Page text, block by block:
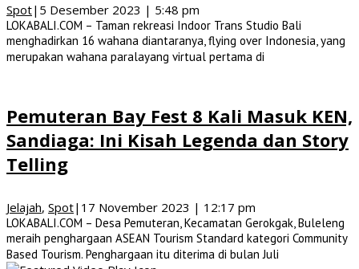
Spot| 5 Desember 2023 | 5:48 pm
LOKABALI.COM – Taman rekreasi Indoor Trans Studio Bali
menghadirkan 16 wahana diantaranya, flying over Indonesia, yang
merupakan wahana paralayang virtual pertama di
Pemuteran Bay Fest 8 Kali Masuk KEN,
Sandiaga: Ini Kisah Legenda dan Story
Telling
Jelajah, Spot| 17 November 2023 | 12:17 pm
LOKABALI.COM – Desa Pemuteran, Kecamatan Gerokgak, Buleleng
meraih penghargaan ASEAN Tourism Standard kategori Community
Based Tourism. Penghargaan itu diterima di bulan Juli